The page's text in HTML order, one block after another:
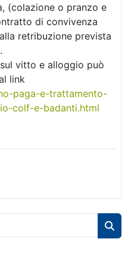
(colazione o pranzo e
di convivenza
retribuzione prevista
vitto e alloggio può
link
paga-e-trattamento-
colf-e-badanti.html